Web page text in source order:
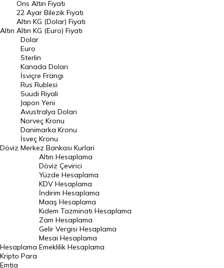
Döviz Kuru
Dolar Kuru
Euro Kuru
Pound Kuru
Frank Kuru
Riyal Kuru
Avustralya Doları
Danimarka Kronu Kuru
Kanada Doları Kuru
Norveç Kronu Kuru
İsveç Kronu Kuru
Japon Yeni Kuru
Serbest Piyasa Döviz Kurları
Merkez Bankası Döviz Kurları
Altın Fiyatları
Gram Altın Fiyatı
Altın
Ons Altın Fiyatı
22 Ayar Bilezik Fiyatı
Altın KG (Dolar) Fiyatı
Altın KG (Euro) Fiyatı
Döviz
Dolar
Euro
Sterlin
Kanada Doları
İsviçre Frangı
Rus Rublesi
Suudi Riyali
Japon Yeni
Avustralya Doları
Norveç Kronu
Danimarka Kronu
İsveç Kronu
Merkez Bankası Kurlari
Hesaplama
Altın Hesaplama
Döviz Çevirici
Yüzde Hesaplama
KDV Hesaplama
İndirim Hesaplama
Maaş Hesaplama
Kıdem Tazminatı Hesaplama
Zam Hesaplama
Gelir Vergisi Hesaplama
Mesai Hesaplama
Emeklilik Hesaplama
Kripto Para
Emtia